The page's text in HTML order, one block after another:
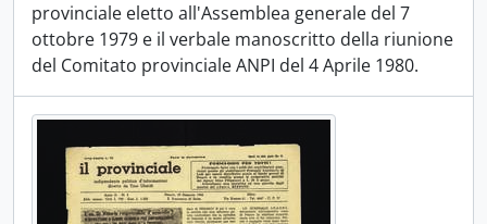
provinciale eletto all'Assemblea generale del 7
ottobre 1979 e il verbale manoscritto della riunione
del Comitato provinciale ANPI del 4 Aprile 1980.